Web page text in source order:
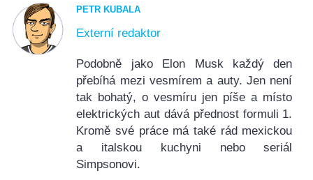
PETR KUBALA
Externí redaktor
Podobně jako Elon Musk každý den
přebíhá mezi vesmírem a auty. Jen není
tak bohatý, o vesmíru jen píše a místo
elektrických aut dává přednost formuli 1.
Kromě své práce má také rád mexickou
a italskou kuchyni nebo seriál
Simpsonovi.